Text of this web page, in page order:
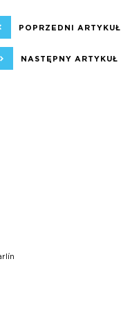
POPRZEDNI ARTYKUŁ
NASTĘPNY ARTYKUŁ